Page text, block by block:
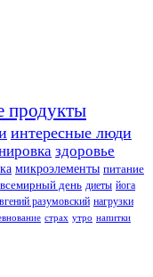
продукты
интересные люди
здоровье
микроэлементы питание
всемирный день диеты йога
разумовский нагрузки
страх утро напитки